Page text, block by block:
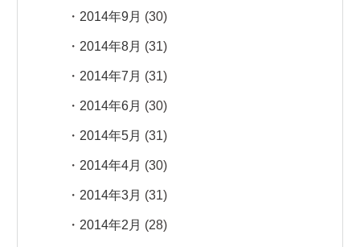
2014年9月 (30)
2014年8月 (31)
2014年7月 (31)
2014年6月 (30)
2014年5月 (31)
2014年4月 (30)
2014年3月 (31)
2014年2月 (28)